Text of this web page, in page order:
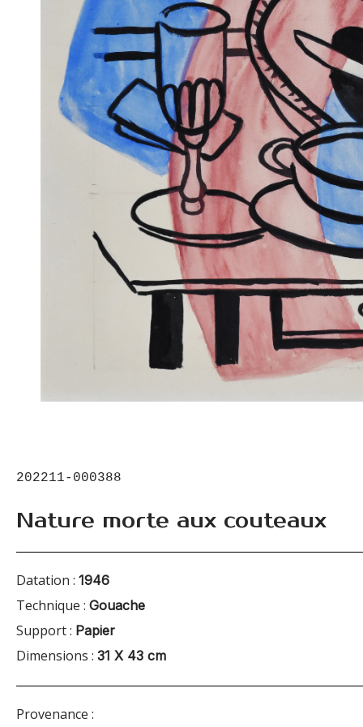
202211-000388
Nature morte aux couteaux
Datation : 1946
Technique : Gouache
Support : Papier
Dimensions : 31 X 43 cm
Provenance :